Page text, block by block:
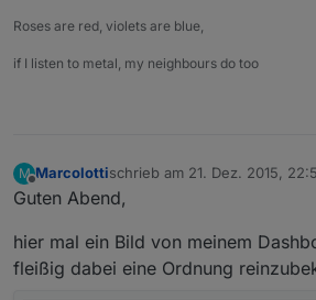
Roses are red, violets are blue,
if I listen to metal, my neighbours do too
M
Offline
Marcolottischrieb am 21. Dez. 2015,
zuletzt editiert von12. März
Guten Abend,
hier mal ein Bild von meinem
fleißig dabei eine Ordnung